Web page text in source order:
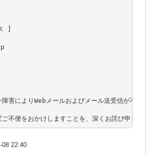
]
障害によりWebメールおよびメール送受信が不安定
ご不便をおかけしますことを、深くお詫び申し上
08 22:40